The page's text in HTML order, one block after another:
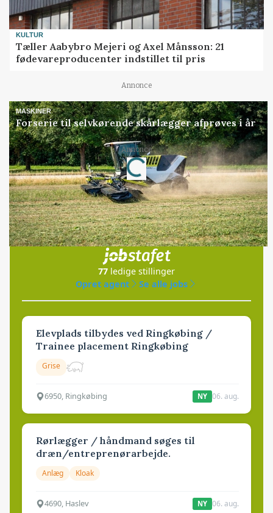
KULTUR
Tæller Aabybro Mejeri og Axel Månsson: 21
fødevareproducenter indstillet til pris
Annonce
MASKINER
Forserie til selvkørende skårlægger afprøves i år
Annonce
Loading...
Jobs
i samarbejde med
77 ledige stillinger
Opret agent
Se alle jobs
Elevplads tilbydes ved Ringkøbing /
Trainee placement Ringkøbing
Grise
6950, Ringkøbing NY 06. aug.
Rørlægger / håndmand søges til
dræn/entreprenørarbejde.
Anlæg Kloak
4690, Haslev NY 06. aug.